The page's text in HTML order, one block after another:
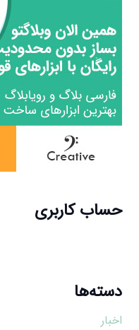
حساب کاربری
دسته‌ها
اخبار